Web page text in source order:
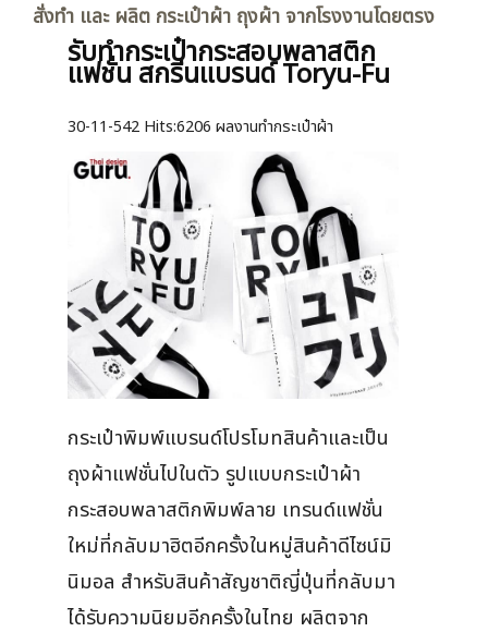
สั่งทำ และ ผลิต กระเป๋าผ้า ถุงผ้า จากโรงงานโดยตรง
รับทำกระเป๋ากระสอบพลาสติก
แฟชั่น สกรีนแบรนด์ Toryu-Fu
30-11-542 Hits:6206 ผลงานทำกระเป๋าผ้า
กระเป๋าพิมพ์แบรนด์โปรโมทสินค้าและเป็น
ถุงผ้าแฟชั่นไปในตัว รูปแบบกระเป๋าผ้า
กระสอบพลาสติกพิมพ์ลาย เทรนด์แฟชั่น
ใหม่ที่กลับมาฮิตอีกครั้งในหมู่สินค้าดีไซน์มิ
นิมอล สำหรับสินค้าสัญชาติญี่ปุ่นที่กลับมา
ได้รับความนิยมอีกครั้งในไทย ผลิตจาก